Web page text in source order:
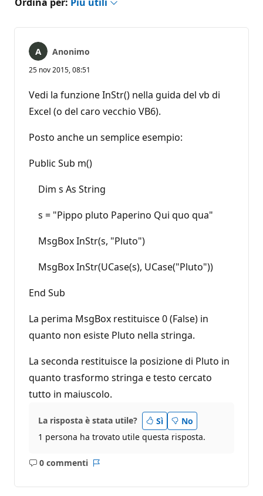
Anonimo
25 nov 2015, 08:51
Vedi la funzione InStr() nella guida del vb di
Excel (o del caro vecchio VB6).
Posto anche un semplice esempio:
Public Sub m()
Dim s As String
s = "Pippo pluto Paperino Qui quo qua"
MsgBox InStr(s, "Pluto")
MsgBox InStr(UCase(s), UCase("Pluto"))
End Sub
La perima MsgBox restituisce 0 (False) in
quanto non esiste Pluto nella stringa.
La seconda restituisce la posizione di Pluto in
quanto trasformo stringa e testo cercato
tutto in maiuscolo.
La risposta è stata utile? Sì
No
1 persona ha trovato utile questa risposta.
0 commenti
Nessun